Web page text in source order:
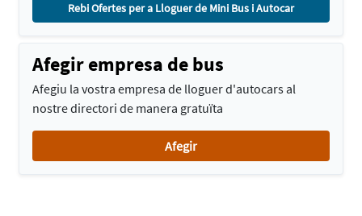
Rebi Ofertes per a Lloguer de Mini Bus i Autocar
Afegir empresa de bus
Afegiu la vostra empresa de lloguer d'autocars al
nostre directori de manera gratuïta
Afegir